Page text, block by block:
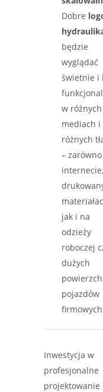
Dobre
będzie
wyglądać
świetnie i
w różnych
mediach i
różnych
–
jak i na
odzieży
roboczej
dużych
pojazdów
Inwestycja w
profesjonalne
projektowanie